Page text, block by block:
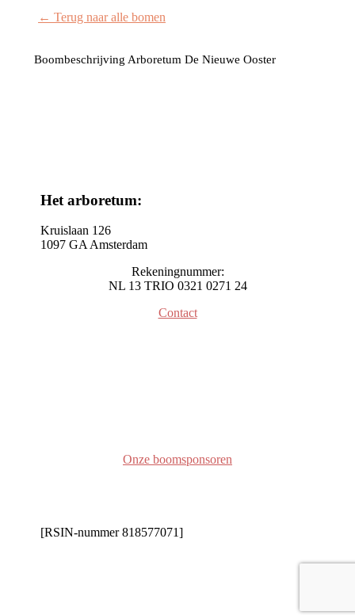
← Terug naar alle bomen
Boombeschrijving Arboretum De Nieuwe Ooster
Het arboretum:
Kruislaan 126
1097 GA Amsterdam
Rekeningnummer:
NL 13 TRIO 0321 0271 24
Contact
Onze boomsponsoren
[RSIN-nummer 818577071]